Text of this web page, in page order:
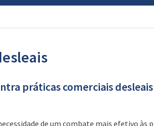
práticas comerciais desleais
de um combate mais efetivo às